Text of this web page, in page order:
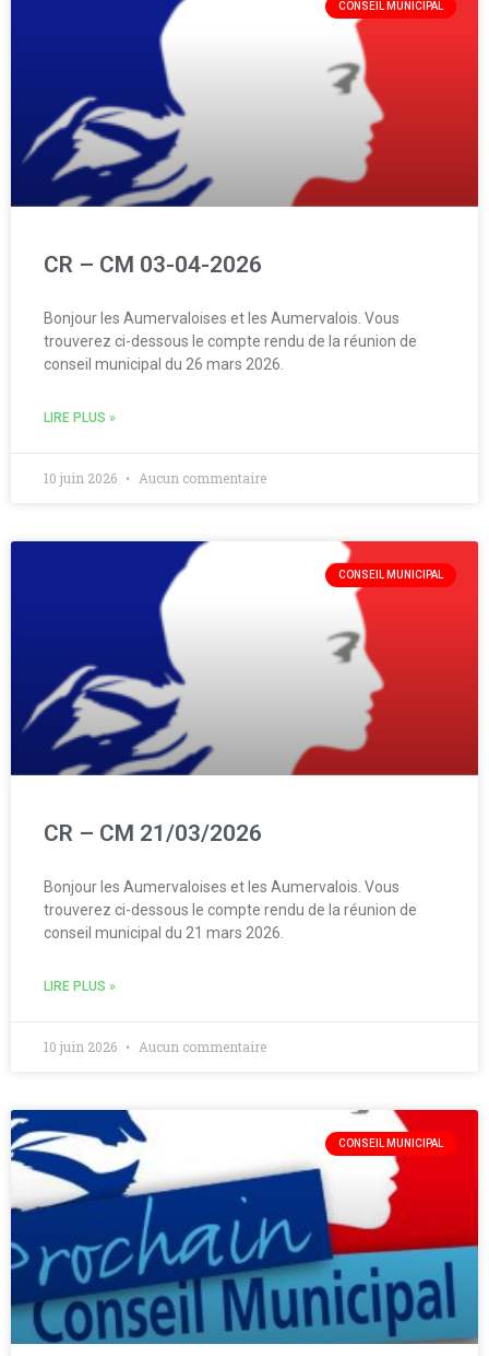
CONSEIL MUNICIPAL
CR – CM 03-04-2026
Bonjour les Aumervaloises et les Aumervalois. Vous
trouverez ci-dessous le compte rendu de la réunion de
conseil municipal du 26 mars 2026.
LIRE PLUS »
10 juin 2026 Aucun commentaire
CONSEIL MUNICIPAL
CR – CM 21/03/2026
Bonjour les Aumervaloises et les Aumervalois. Vous
trouverez ci-dessous le compte rendu de la réunion de
conseil municipal du 21 mars 2026.
LIRE PLUS »
10 juin 2026 Aucun commentaire
CONSEIL MUNICIPAL